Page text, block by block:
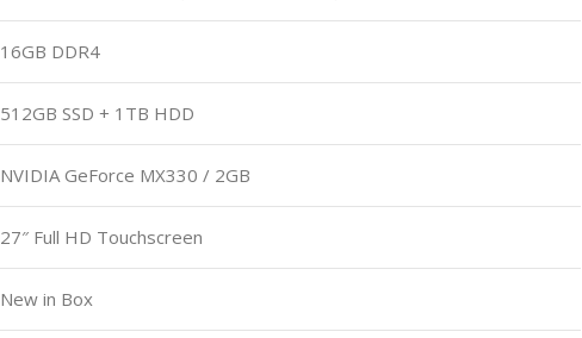
16GB DDR4
512GB SSD + 1TB HDD
NVIDIA GeForce MX330 / 2GB
27″ Full HD Touchscreen
New in Box